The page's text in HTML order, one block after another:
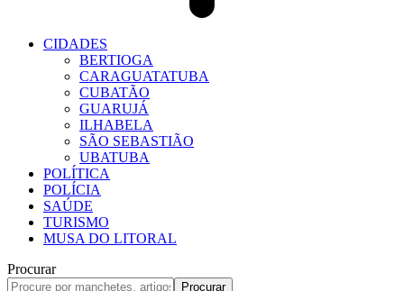
CIDADES
BERTIOGA
CARAGUATATUBA
CUBATÃO
GUARUJÁ
ILHABELA
SÃO SEBASTIÃO
UBATUBA
POLÍTICA
POLÍCIA
SAÚDE
TURISMO
MUSA DO LITORAL
Procurar